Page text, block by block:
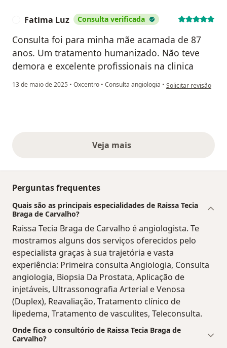
Fatima Luz Consulta verificada
Consulta foi para minha mãe acamada de 87
anos. Um tratamento humanizado. Não teve
demora e excelente profissionais na clinica
13 de maio de 2025 • Oxcentro • Consulta angiologia • na opinião do
Solicitar revisão
Veja maisopiniões acima
Perguntas frequentes
Quais são as principais especialidades de Raissa Tecia
Braga de Carvalho?
Raissa Tecia Braga de Carvalho é angiologista. Te
mostramos alguns dos serviços oferecidos pelo
especialista graças à sua trajetória e vasta
experiência: Primeira consulta Angiologia, Consulta
angiologia, Biopsia Da Prostata, Aplicação de
injetáveis, Ultrassonografia Arterial e Venosa
(Duplex), Reavaliação, Tratamento clínico de
lipedema, Tratamento de vasculites, Teleconsulta.
Onde fica o consultório de Raissa Tecia Braga de
Carvalho?